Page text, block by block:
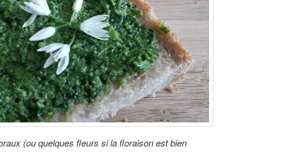
(ou quelques fleurs si la floraison est bien